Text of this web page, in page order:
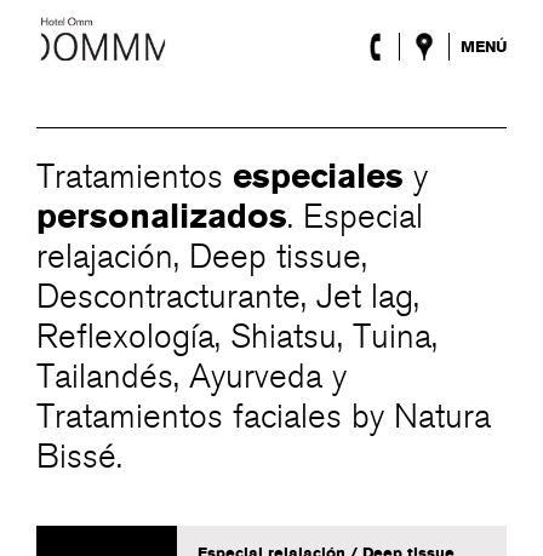
MENÚ
Spa
Terraza
Lobby & Club
Eventos
Promociones
ENG / ESP / FRA / CAT
Tratamientos especiales y
personalizados. Especial
relajación, Deep tissue,
Descontracturante, Jet lag,
Reflexología, Shiatsu, Tuina,
Tailandés, Ayurveda y
Tratamientos faciales by Natura
Bissé.